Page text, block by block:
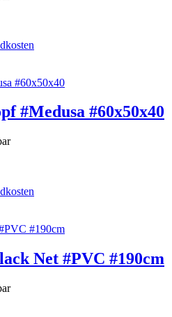
#Medusa #60x50x40
Net #PVC #190cm